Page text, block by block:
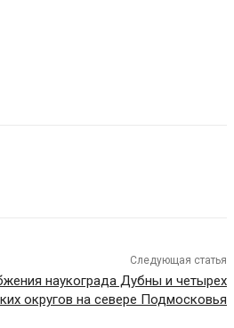
Следующая статья
наукограда Дубны и четырех
округов на севере Подмосковья